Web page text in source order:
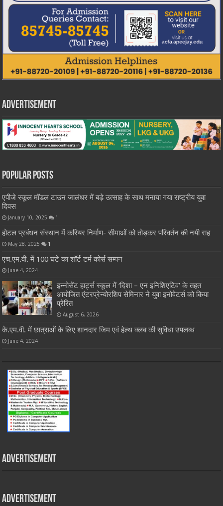
Advertisement
Popular Posts
एपीजे स्कूल मॉडल टाउन जालंधर में बड़े उत्साह के साथ मनाया गया राष्ट्रीय युवा
दिवस
January 10, 2025 1
होटल प्रबंधन संस्थान में करियर निर्माण- सीमाओं को तोड़कर परिवर्तन की नयी राह
May 28, 2025 1
एच.एम.वी. में 100 घंटे का शॉर्ट टर्म कोर्स सम्पन
June 4, 2024
इन्नोसेंट हार्ट्स स्कूल में ‘दिशा – एन इनिशिएटिव’ के तहत
आयोजित एंटरप्रेन्योरशिप सेमिनार ने युवा इनोवेटर्स को किया
प्रेरित
August 6, 2026
के.एम.वी. में छात्राओं के लिए शानदार जिम एवं हेल्थ क्लब की सुविधा उपलब्ध
June 4, 2024
Advertisement
Advertisement